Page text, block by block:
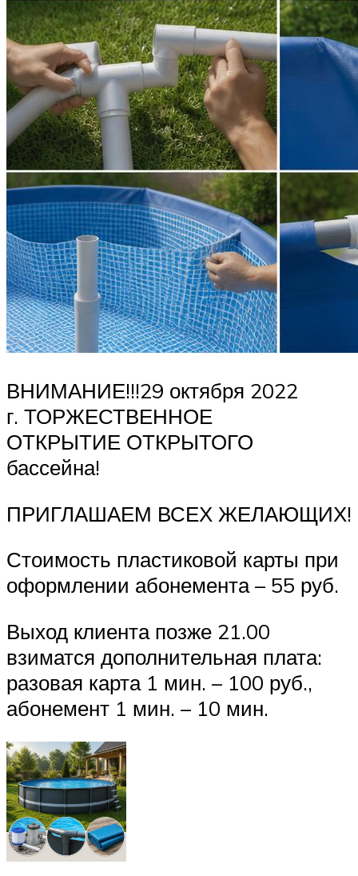
ВНИМАНИЕ!!!29 октября 2022
г. ТОРЖЕСТВЕННОЕ
ОТКРЫТИЕ ОТКРЫТОГО
бассейна!
ПРИГЛАШАЕМ ВСЕХ ЖЕЛАЮЩИХ!
Стоимость пластиковой карты при
оформлении абонемента – 55 руб.
Выход клиента позже 21.00
взиматся дополнительная плата:
разовая карта 1 мин. – 100 руб.,
абонемент 1 мин. – 10 мин.